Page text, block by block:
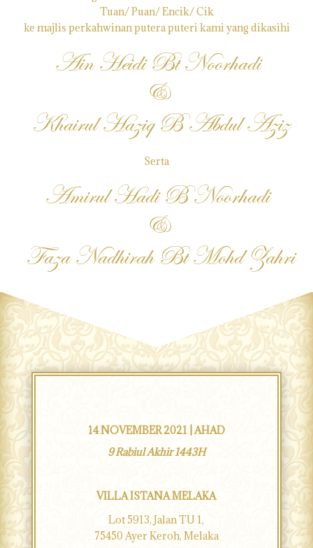
Tuan/ Puan/ Encik/ Cik
ke majlis perkahwinan putera puteri kami yang dikasihi
Ain Heidi Bt Noorhadi
&
Khairul Haziq B Abdul Aziz
Serta
Amirul Hadi B Noorhadi
&
Faza Nadhirah Bt Mohd Zahri
14 NOVEMBER 2021 | AHAD
9 Rabiul Akhir 1443H
VILLA ISTANA MELAKA
Lot 5913, Jalan TU 1,
75450 Ayer Keroh, Melaka